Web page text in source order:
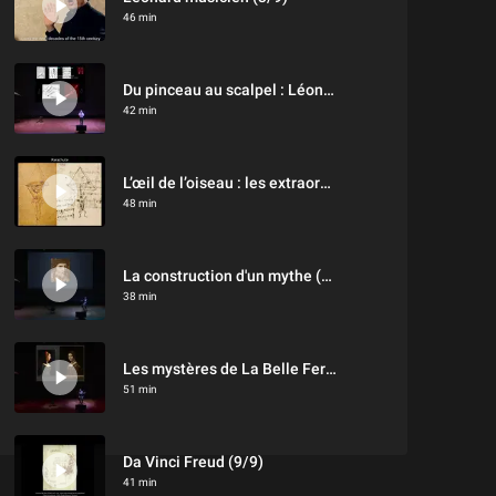
46 min
Du pinceau au scalpel : Léonard dévoile l'anatomie (4/9)
42 min
L’œil de l’oiseau : les extraordinaires machines de Léonard de Vinci (6/9)
48 min
La construction d'un mythe (7/9)
38 min
Les mystères de La Belle Ferronnière (8/9)
51 min
Da Vinci Freud (9/9)
41 min